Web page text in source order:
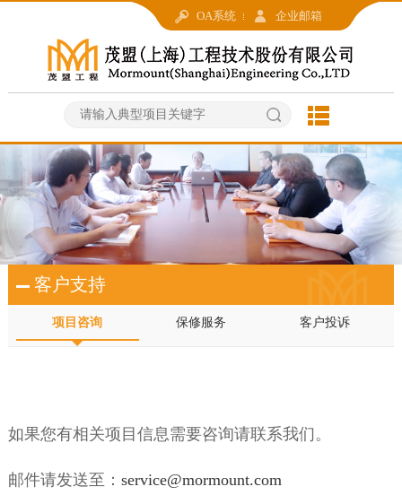
OA系统 企业邮箱
客户支持
项目咨询 保修服务 客户投诉
如果您有相关项目信息需要咨询请联系我们。
邮件请发送至： service@mormount.com